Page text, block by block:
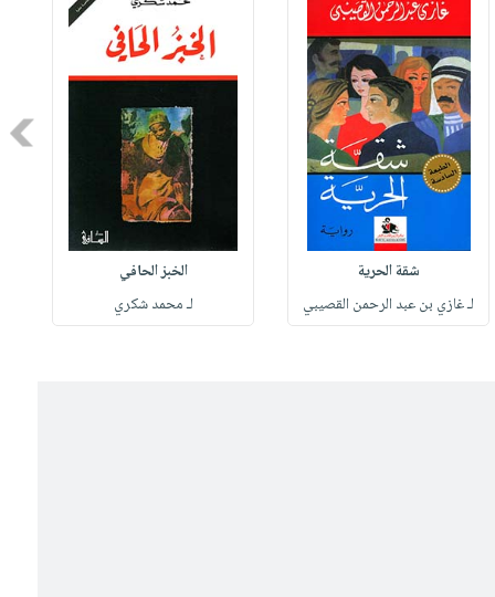
شقة الحرية
لـ غازي بن عبد الرحمن القصيبي
الخبز الحافي
لـ محمد شكري